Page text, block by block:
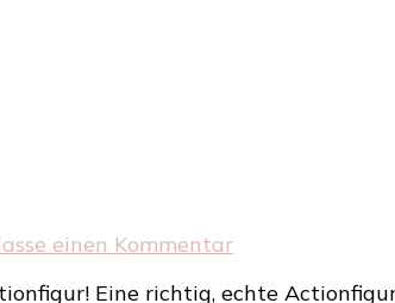
einen Kommentarzu
Eine richtig, echte